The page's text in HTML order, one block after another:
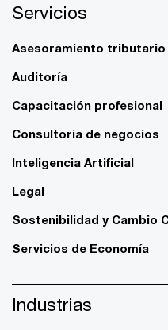
Servicios
Asesoramiento tributario
Auditoría
Capacitación profesional
Consultoría de negocios
Inteligencia Artificial
Legal
Sostenibilidad y Cambio
Servicios de Economía
Industrias